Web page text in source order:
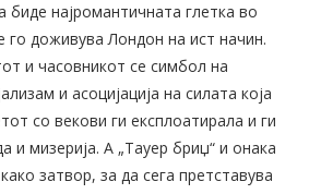
биде најромантичната глетка во
го доживува Лондон на ист начин.
и часовникот се симбол на
и асоцијација на силата која
со векови ги експлоатирала и ги
и мизерија. А „Тауер бриџ“ и онака
затвор, за да сега претставува